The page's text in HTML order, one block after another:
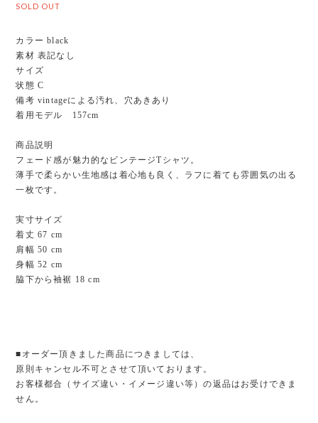
SOLD OUT
カラー black
素材 表記なし
サイズ
状態 C
備考 vintageによる汚れ、穴あきあり
着用モデル 157cm
商品説明
フェード感が魅力的なビンテージTシャツ。
薄手で柔らかい生地感は着心地も良く、ラフに着ても雰囲気の出る
一枚です。
実寸サイズ
着丈 67 cm
肩幅 50 cm
身幅 52 cm
脇下から袖裾 18 cm
■オーダー頂きました商品につきましては、
原則キャンセル不可とさせて頂いております。
お客様都合（サイズ違い・イメージ違い等）の返品はお受けできま
せん。